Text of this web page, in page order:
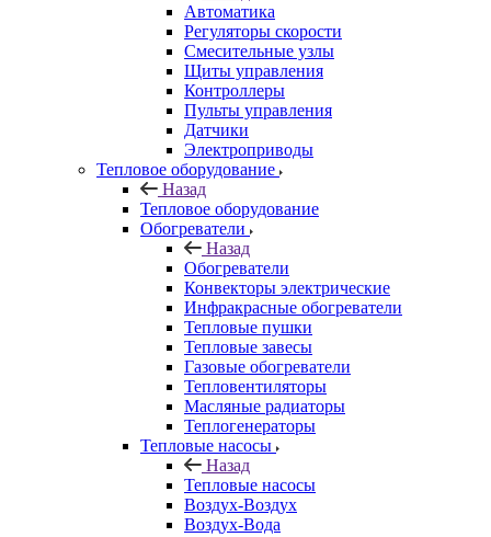
Автоматика
Регуляторы скорости
Смесительные узлы
Щиты управления
Контроллеры
Пульты управления
Датчики
Электроприводы
Тепловое оборудование
Назад
Тепловое оборудование
Обогреватели
Назад
Обогреватели
Конвекторы электрические
Инфракрасные обогреватели
Тепловые пушки
Тепловые завесы
Газовые обогреватели
Тепловентиляторы
Масляные радиаторы
Теплогенераторы
Тепловые насосы
Назад
Тепловые насосы
Воздух-Воздух
Воздух-Вода